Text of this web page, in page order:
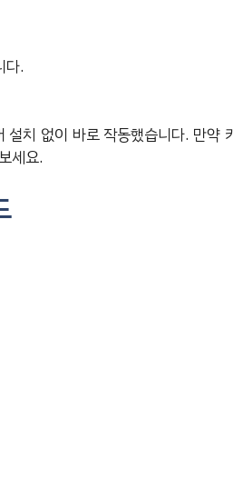
다.
치 없이 바로 작동했습니다. 만약
세요.